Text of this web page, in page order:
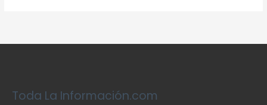
Toda La Información.com